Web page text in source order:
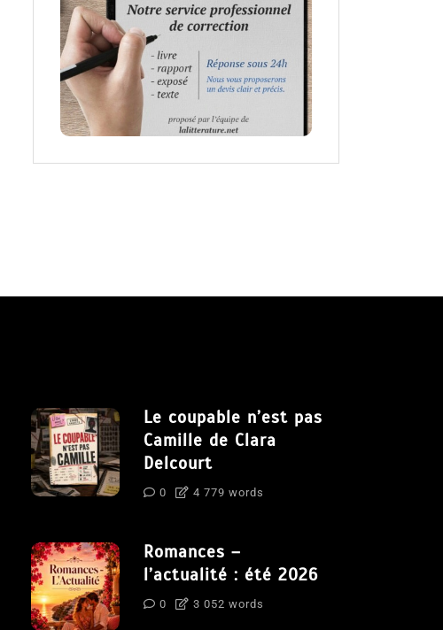
Le coupable n’est pas
Camille de Clara
Delcourt
0 4 779 words
Romances –
l’actualité : été 2026
0 3 052 words